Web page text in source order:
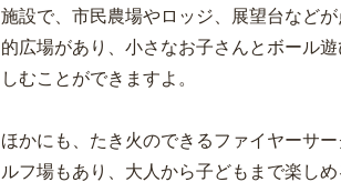
施設で、市民農場やロッジ、展望台など
的広場があり、小さなお子さんとボール
しむことができますよ。
ほかにも、たき火のできるファイヤーサ
ルフ場もあり、大人から子どもまで楽しめ